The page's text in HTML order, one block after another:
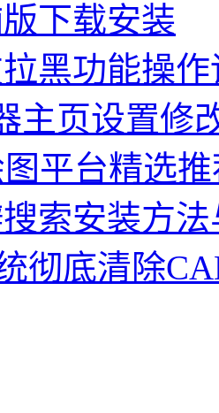
下载安装
黑功能操作
主页设置修
平台精选
索安装方
彻底清除